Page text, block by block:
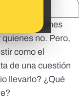
y a quienes
no. Pero,
como el
de una cuestión
llevarlo? ¿Qué